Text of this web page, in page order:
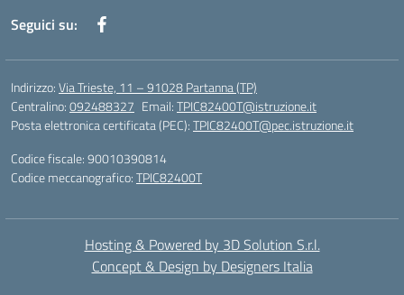
Seguici su:
Indirizzo:Via Trieste, 11 – 91028 Partanna (TP)
Centralino:092488327 Email:TPIC82400T@istruzione.it
Posta elettronica certificata (PEC):TPIC82400T@pec.istruzione.it
Codice fiscale: 90010390814
Codice meccanografico:TPIC82400T
Hosting & Powered by 3D Solution S.r.l.
Concept & Design by Designers Italia